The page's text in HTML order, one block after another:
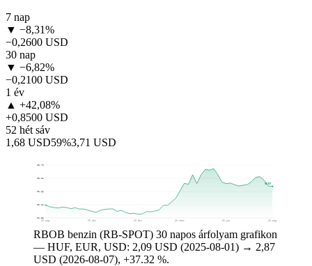
7 nap
▼ −8,31%
−0,2600 USD
30 nap
▼ −6,82%
−0,2100 USD
1 év
▲ +42,08%
+0,8500 USD
52 hét sáv
1,68 USD59%3,71 USD
$1,56
$2,11
$2,66
$3,21
$3,76
25. aug. 25. okt. 25. dec. 26. márc. 26. jún. 26. aug.
$2,87
RBOB benzin (RB-SPOT) 30 napos árfolyam grafikon
— HUF, EUR, USD: 2,09 USD (2025-08-01) → 2,87
USD (2026-08-07), +37.32 %.